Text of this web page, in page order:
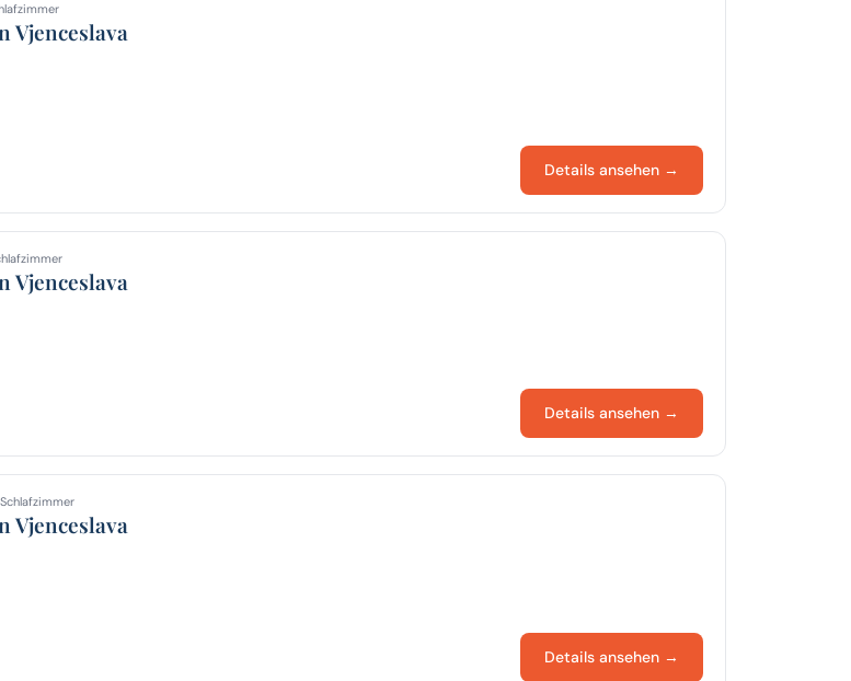
Vjenceslava
Details ansehen →
Vjenceslava
Details ansehen →
Vjenceslava
Details ansehen →